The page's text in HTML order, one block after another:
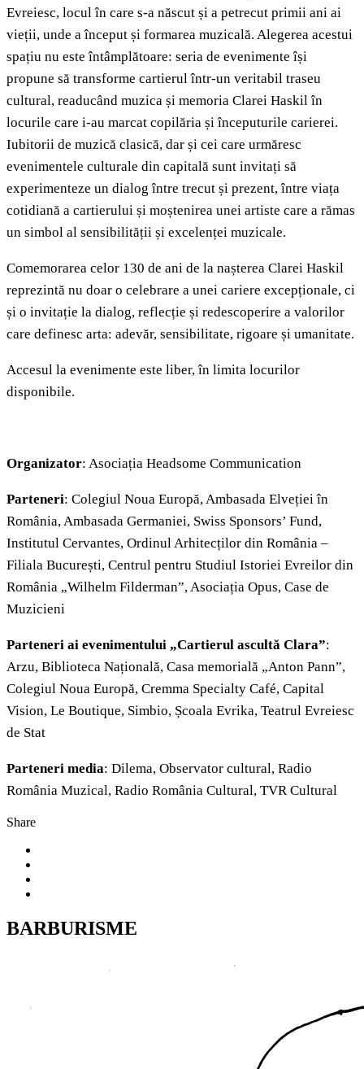
Evreiesc, locul în care s-a născut și a petrecut primii ani ai
vieții, unde a început și formarea muzicală. Alegerea acestui
spațiu nu este întâmplătoare: seria de evenimente își
propune să transforme cartierul într-un veritabil traseu
cultural, readucând muzica și memoria Clarei Haskil în
locurile care i-au marcat copilăria și începuturile carierei.
Iubitorii de muzică clasică, dar și cei care urmăresc
evenimentele culturale din capitală sunt invitați să
experimenteze un dialog între trecut și prezent, între viața
cotidiană a cartierului și moștenirea unei artiste care a rămas
un simbol al sensibilității și excelenței muzicale.
Comemorarea celor 130 de ani de la nașterea Clarei Haskil
reprezintă nu doar o celebrare a unei cariere excepționale, ci
și o invitație la dialog, reflecție și redescoperire a valorilor
care definesc arta: adevăr, sensibilitate, rigoare și umanitate.
Accesul la evenimente este liber, în limita locurilor
disponibile.
Organizator: Asociația Headsome Communication
Parteneri: Colegiul Noua Europă, Ambasada Elveției în
România, Ambasada Germaniei, Swiss Sponsors’ Fund,
Institutul Cervantes, Ordinul Arhitecților din România –
Filiala București, Centrul pentru Studiul Istoriei Evreilor din
România „Wilhelm Filderman”, Asociația Opus, Case de
Muzicieni
Parteneri ai evenimentului „Cartierul ascultă Clara”:
Arzu, Biblioteca Națională, Casa memorială „Anton Pann”,
Colegiul Noua Europă, Cremma Specialty Café, Capital
Vision, Le Boutique, Simbio, Școala Evrika, Teatrul Evreiesc
de Stat
Parteneri media: Dilema, Observator cultural, Radio
România Muzical, Radio România Cultural, TVR Cultural
Share
BARBURISME